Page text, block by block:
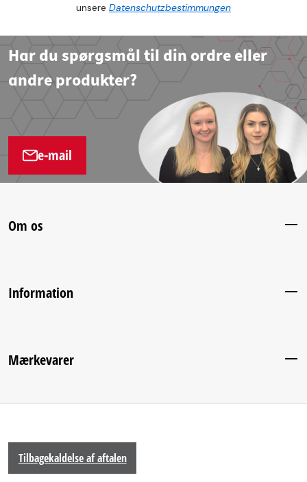
unsere Datenschutzbestimmungen
Har du spørgsmål til din ordre eller
andre produkter?
e-mail
Om os
Information
Mærkevarer
Tilbagekaldelse af aftalen